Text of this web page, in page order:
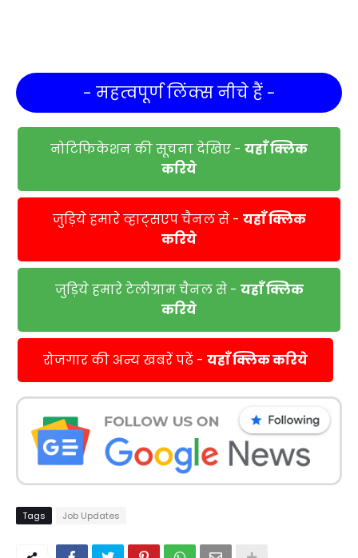
- महत्वपूर्ण लिंक्स नीचे हैं -
नोटिफिकेशन की सूचना देखिए - यहाँ क्लिक
करिये
जुड़िये हमारे व्हाट्सएप चैनल से - यहाँ क्लिक
करिये
जुड़िये हमारे टेलीग्राम चैनल से - यहाँ क्लिक
करिये
रोजगार की अन्य खबरें पढें - यहाँ क्लिक करिये
Tags Job Updates